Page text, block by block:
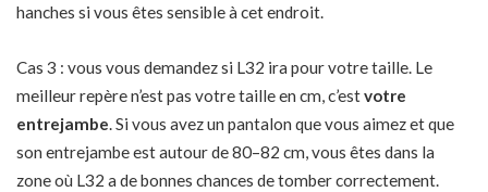
hanches si vous êtes sensible à cet endroit.
Cas 3 : vous vous demandez si L32 ira pour votre taille. Le
meilleur repère n’est pas votre taille en cm, c’estvotre
entrejambe. Si vous avez un pantalon que vous aimez et que
son entrejambe est autour de 80–82 cm, vous êtes dans la
zone où L32 a de bonnes chances de tomber correctement.